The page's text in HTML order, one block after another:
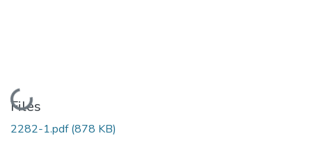
Loading...
Files
2282-1.pdf(878 KB)